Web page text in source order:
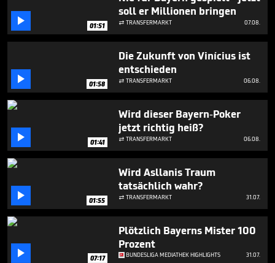
 01:51
soll er Millionen bringen
 TRANSFERMARKT 07.08.
 01:58
Die Zukunft von Vinícius ist
entschieden
 TRANSFERMARKT 06.08.
 01:41
Wird dieser Bayern-Poker
jetzt richtig heiß?
 TRANSFERMARKT 06.08.
 01:55
Wird Asllanis Traum
tatsächlich wahr?
 TRANSFERMARKT 31.07.
 07:17
Plötzlich Bayerns Mister 100
Prozent
BUNDESLIGA MEDIATHEK HIGHLIGHTS 31.07.